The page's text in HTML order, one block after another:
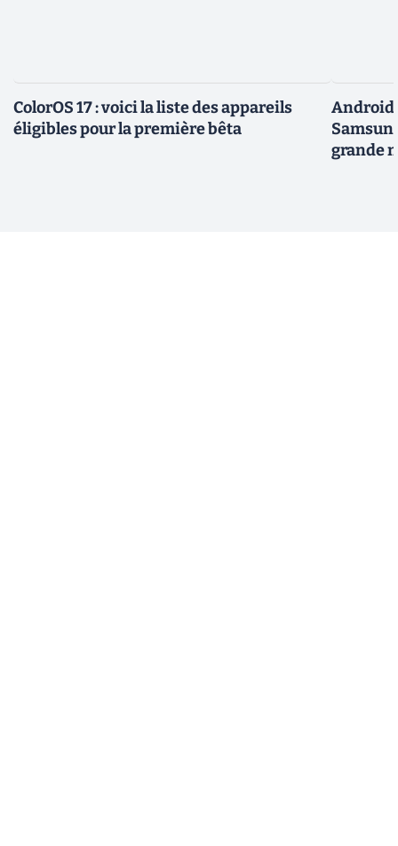
ColorOS 17 : voici la liste des appareils
éligibles pour la première bêta
Android
grande